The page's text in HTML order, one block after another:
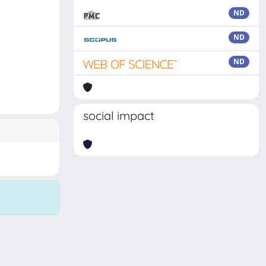
ND
ND
ND
social impact